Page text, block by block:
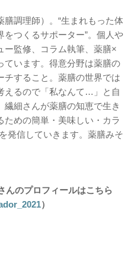
調理師）。“生まれもった体
つくるサポーター”。個人や
ー監修、コラム執筆、薬膳×
ています。得意分野は薬膳の
チすること。薬膳の世界では
えるので「私なんて…」と自
細さんが薬膳の知恵で生き
めの簡単・美味しい・カラ
発信していきます。薬膳みそ
んのプロフィールはこちら
）